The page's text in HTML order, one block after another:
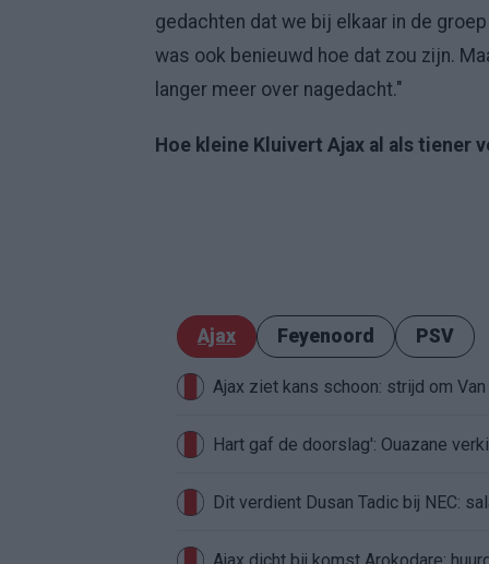
gedachten dat we bij elkaar in de
was ook benieuwd hoe dat zou zijn.
langer meer over nagedacht."
Hoe kleine Kluivert Ajax al als tiener
Ajax Feyenoord PSV
Ajax ziet kans schoon: strijd om
Hart gaf de doorslag': Ouazane
Dit verdient Dusan Tadic bij NEC:
Ajax dicht bij komst Arokodare: